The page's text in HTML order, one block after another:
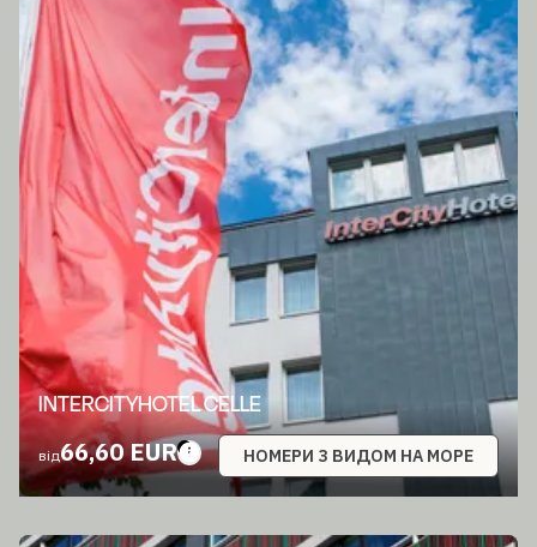
INTERCITYHOTEL CELLE
від66,60 EUR НОМЕРИ З ВИДОМ НА МОРЕ